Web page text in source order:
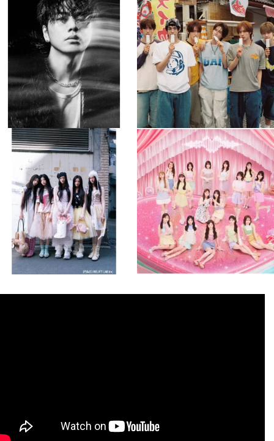
💡8月特番放送決定！
...
8月 4
510 0
💡8月特番放送決定！
...
8月 4
6 0
musicjapantv
💡8月特番放送決定！
8月 4
2 0
musicjapantv
💡8月特番放送決定！
...
8月 4
2 0